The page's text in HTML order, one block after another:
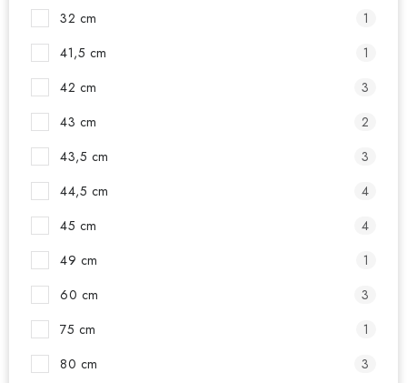
32 cm
1
41,5 cm
1
42 cm
3
43 cm
2
43,5 cm
3
44,5 cm
4
45 cm
4
49 cm
1
60 cm
3
75 cm
1
80 cm
3